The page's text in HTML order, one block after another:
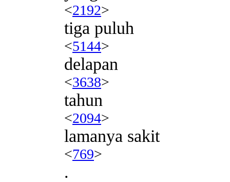
<2192>
tiga puluh
<5144>
delapan
<3638>
tahun
<2094>
lamanya sakit
<769>
.